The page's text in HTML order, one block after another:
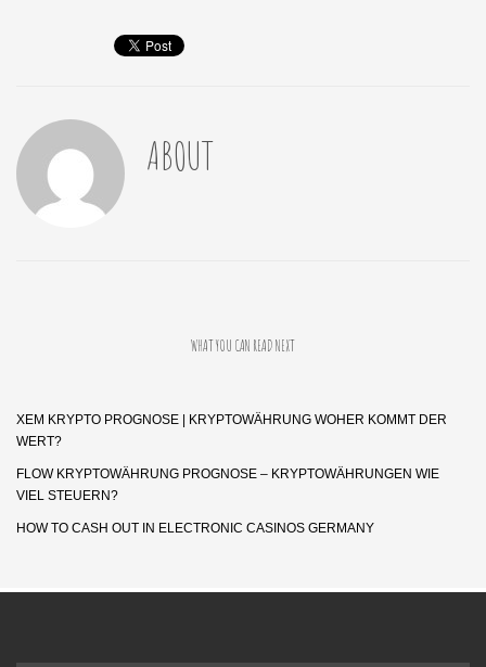
ABOUT
WHAT YOU CAN READ NEXT
XEM KRYPTO PROGNOSE | KRYPTOWÄHRUNG WOHER KOMMT DER
WERT?
FLOW KRYPTOWÄHRUNG PROGNOSE – KRYPTOWÄHRUNGEN WIE
VIEL STEUERN?
HOW TO CASH OUT IN ELECTRONIC CASINOS GERMANY